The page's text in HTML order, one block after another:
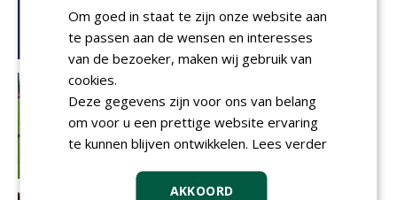
Om goed in staat te zijn onze website aan
te passen aan de wensen en interesses
van de bezoeker, maken wij gebruik van
cookies.
Deze gegevens zijn voor ons van belang
om voor u een prettige website ervaring
te kunnen blijven ontwikkelen. Lees verder
AKKOORD